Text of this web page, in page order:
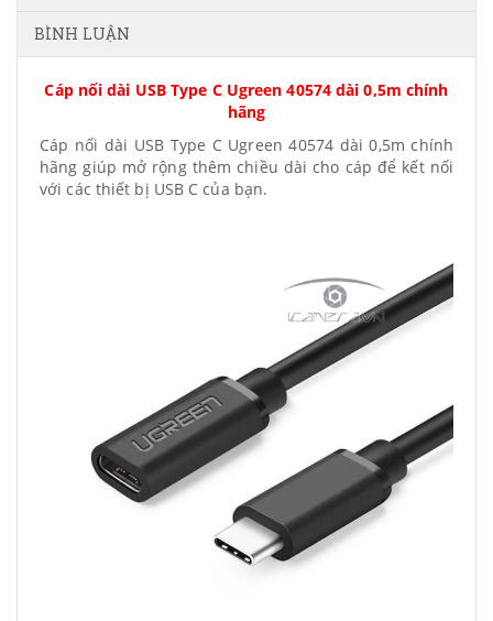
BÌNH LUẬN
Cáp nối dài USB Type C Ugreen 40574 dài 0,5m chính
hãng
Cáp nối dài USB Type C Ugreen 40574 dài 0,5m chính
hãng giúp mở rộng thêm chiều dài cho cáp để kết nối
với các thiết bị USB C của bạn.